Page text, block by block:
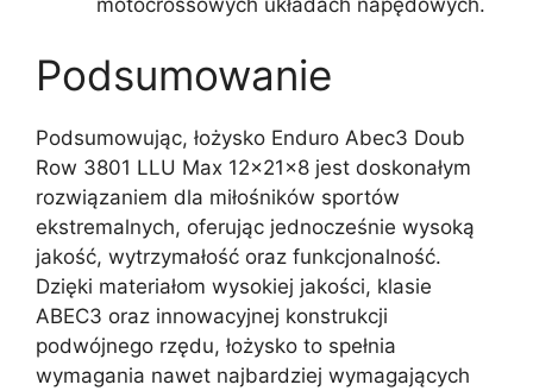
Podsumowanie
Podsumowując, łożysko Enduro Abec3 Doub
Row 3801 LLU Max 12x21x8 jest doskonałym
rozwiązaniem dla miłośników sportów
ekstremalnych, oferując jednocześnie wysoką
jakość, wytrzymałość oraz funkcjonalność.
Dzięki materiałom wysokiej jakości, klasie
ABEC3 oraz innowacyjnej konstrukcji
podwójnego rzędu, łożysko to spełnia
wymagania nawet najbardziej wymagających